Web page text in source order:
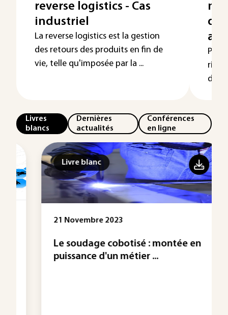
reverse logistics - Cas
industriel
La reverse logistics est la gestion
des retours des produits en fin de
vie, telle qu'imposée par la ...
de
Livres
blancs
Dernières
actualités
Conférences
en ligne
Livre blanc
21 Novembre 2023
Le soudage cobotisé : montée en
puissance d'un métier ...